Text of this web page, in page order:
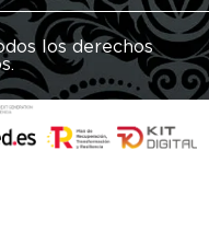
los derechos